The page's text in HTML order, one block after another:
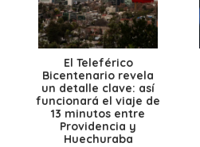
El Teleférico
Bicentenario revela
un detalle clave: así
funcionará el viaje de
13 minutos entre
Providencia y
Huechuraba